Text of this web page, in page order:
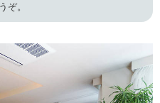
ぞ。